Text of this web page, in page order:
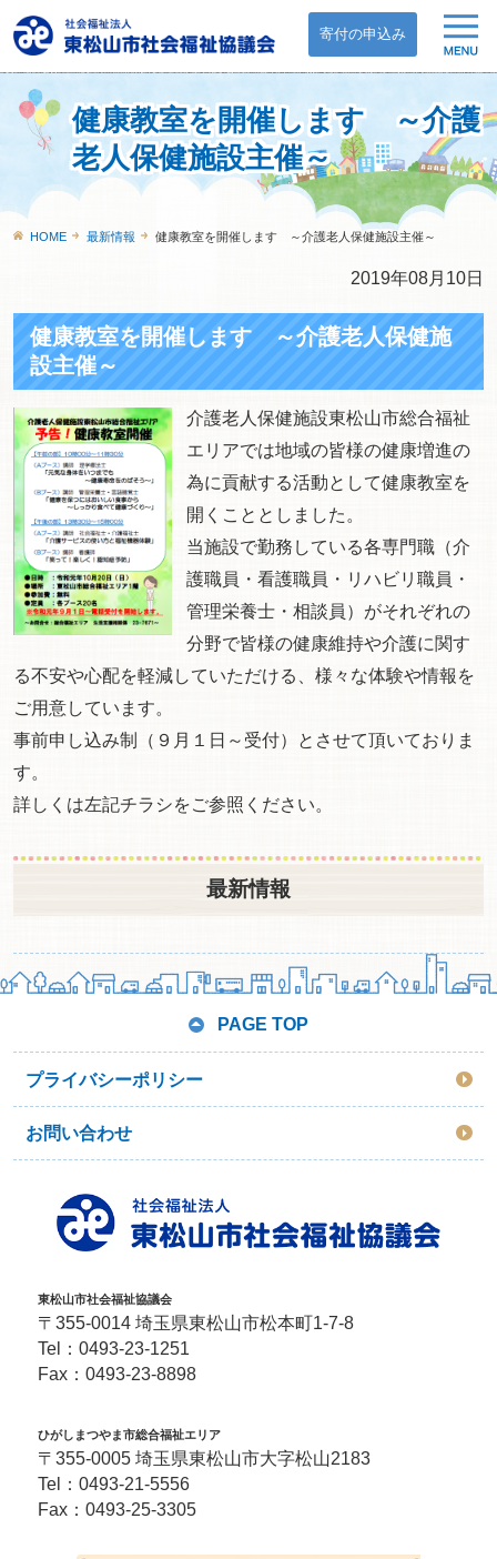
寄付の申込み
健康教室を開催します ～介護
老人保健施設主催～
HOME 最新情報 健康教室を開催します ～介護老人保健施設主催～
2019年08月10日
健康教室を開催します ～介護老人保健施
設主催～
介護老人保健施設東松山市総合福祉
エリアでは地域の皆様の健康増進の
為に貢献する活動として健康教室を
開くこととしました。
当施設で勤務している各専門職（介
護職員・看護職員・リハビリ職員・
管理栄養士・相談員）がそれぞれの
分野で皆様の健康維持や介護に関す
る不安や心配を軽減していただける、様々な体験や情報を
ご用意しています。
事前申し込み制（９月１日～受付）とさせて頂いておりま
す。
詳しくは左記チラシをご参照ください。
最新情報
PAGE TOP
プライバシーポリシー
お問い合わせ
東松山市社会福祉協議会
〒355-0014 埼玉県東松山市松本町1-7-8
Tel： 0493-23-1251
Fax：0493-23-8898
ひがしまつやま市総合福祉エリア
〒355-0005 埼玉県東松山市大字松山2183
Tel： 0493-21-5556
Fax：0493-25-3305